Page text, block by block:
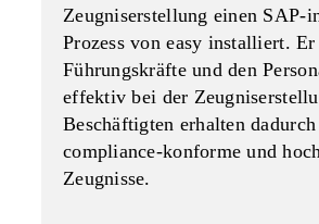
Zeugniserstellung einen SAP-
Prozess von easy installiert.
Führungskräfte und den
effektiv bei der
Beschäftigten erhalten
compliance-konforme und
Zeugnisse.